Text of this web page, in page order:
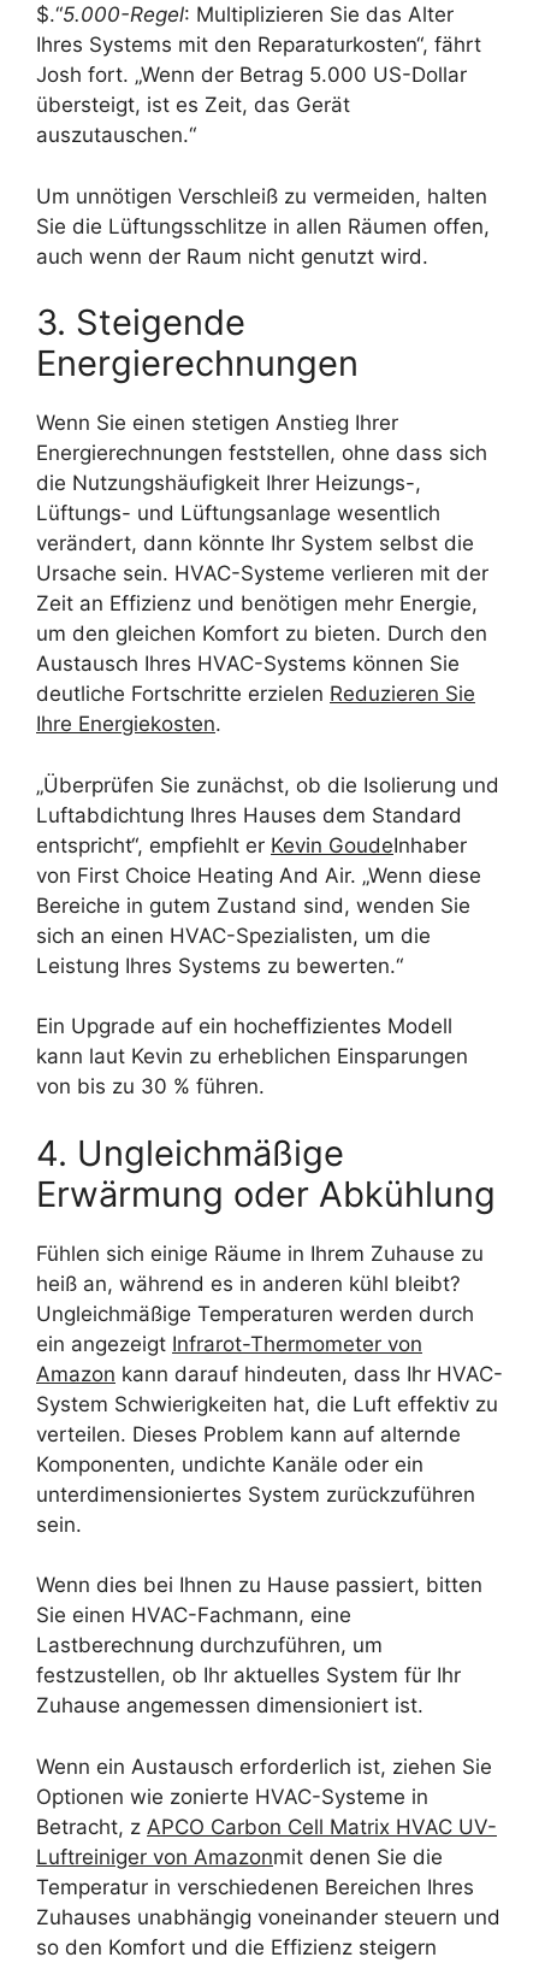
$.“5.000-Regel: Multiplizieren Sie das Alter
Ihres Systems mit den Reparaturkosten“, fährt
Josh fort. „Wenn der Betrag 5.000 US-Dollar
übersteigt, ist es Zeit, das Gerät
auszutauschen.“
Um unnötigen Verschleiß zu vermeiden, halten
Sie die Lüftungsschlitze in allen Räumen offen,
auch wenn der Raum nicht genutzt wird.
3. Steigende
Energierechnungen
Wenn Sie einen stetigen Anstieg Ihrer
Energierechnungen feststellen, ohne dass sich
die Nutzungshäufigkeit Ihrer Heizungs-,
Lüftungs- und Lüftungsanlage wesentlich
verändert, dann könnte Ihr System selbst die
Ursache sein. HVAC-Systeme verlieren mit der
Zeit an Effizienz und benötigen mehr Energie,
um den gleichen Komfort zu bieten. Durch den
Austausch Ihres HVAC-Systems können Sie
deutliche Fortschritte erzielen Reduzieren Sie
Ihre Energiekosten.
„Überprüfen Sie zunächst, ob die Isolierung und
Luftabdichtung Ihres Hauses dem Standard
entspricht“, empfiehlt er Kevin GoudeInhaber
von First Choice Heating And Air. „Wenn diese
Bereiche in gutem Zustand sind, wenden Sie
sich an einen HVAC-Spezialisten, um die
Leistung Ihres Systems zu bewerten.“
Ein Upgrade auf ein hocheffizientes Modell
kann laut Kevin zu erheblichen Einsparungen
von bis zu 30 % führen.
4. Ungleichmäßige
Erwärmung oder Abkühlung
Fühlen sich einige Räume in Ihrem Zuhause zu
heiß an, während es in anderen kühl bleibt?
Ungleichmäßige Temperaturen werden durch
ein angezeigt Infrarot-Thermometer von
Amazon kann darauf hindeuten, dass Ihr HVAC-
System Schwierigkeiten hat, die Luft effektiv zu
verteilen. Dieses Problem kann auf alternde
Komponenten, undichte Kanäle oder ein
unterdimensioniertes System zurückzuführen
sein.
Wenn dies bei Ihnen zu Hause passiert, bitten
Sie einen HVAC-Fachmann, eine
Lastberechnung durchzuführen, um
festzustellen, ob Ihr aktuelles System für Ihr
Zuhause angemessen dimensioniert ist.
Wenn ein Austausch erforderlich ist, ziehen Sie
Optionen wie zonierte HVAC-Systeme in
Betracht, z APCO Carbon Cell Matrix HVAC UV-
Luftreiniger von Amazonmit denen Sie die
Temperatur in verschiedenen Bereichen Ihres
Zuhauses unabhängig voneinander steuern und
so den Komfort und die Effizienz steigern